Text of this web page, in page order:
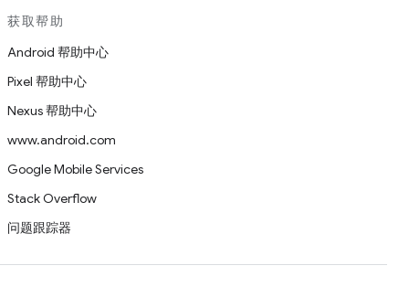
获取帮助
Android 帮助中心
Pixel 帮助中心
Nexus 帮助中心
www.android.com
Google Mobile Services
Stack Overflow
问题跟踪器